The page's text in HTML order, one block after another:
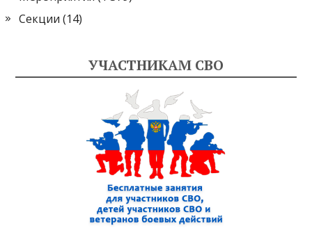
Секции (14)
УЧАСТНИКАМ СВО